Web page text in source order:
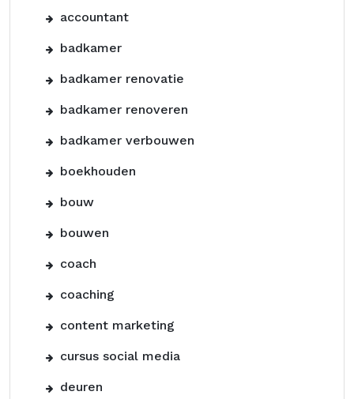
accountant
badkamer
badkamer renovatie
badkamer renoveren
badkamer verbouwen
boekhouden
bouw
bouwen
coach
coaching
content marketing
cursus social media
deuren